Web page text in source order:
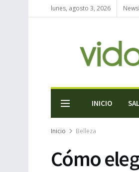
lunes, agosto 3, 2026
INICIO
Inicio Belleza
Cómo